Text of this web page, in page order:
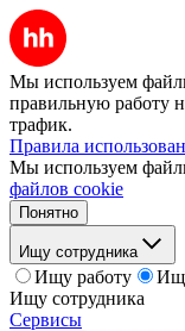
Мы используем
правильную работу
трафик.
Правила
Мы используем
файлов cookie
Понятно
Ищу сотрудника
Ищу работу
Ищу сотрудника
Сервисы